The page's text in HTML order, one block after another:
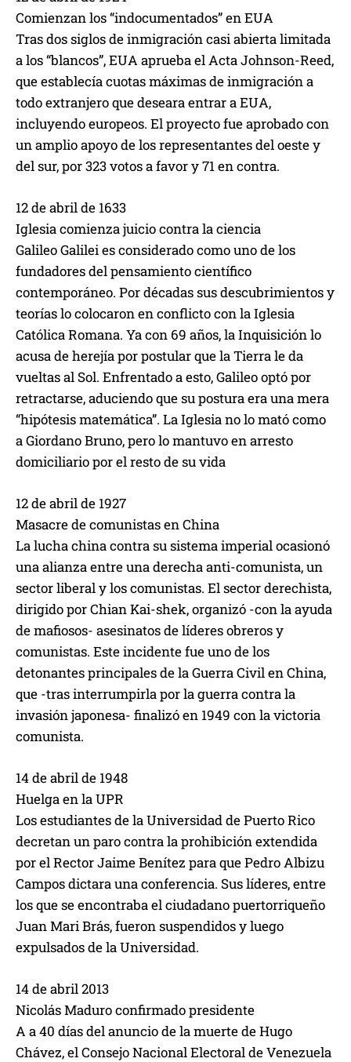
Comienzan los “indocumentados” en EUA
Tras dos siglos de inmigración casi abierta limitada
a los “blancos”, EUA aprueba el Acta Johnson-Reed,
que establecía cuotas máximas de inmigración a
todo extranjero que deseara entrar a EUA,
incluyendo europeos. El proyecto fue aprobado con
un amplio apoyo de los representantes del oeste y
del sur, por 323 votos a favor y 71 en contra.
12 de abril de 1633
Iglesia comienza juicio contra la ciencia
Galileo Galilei es considerado como uno de los
fundadores del pensamiento científico
contemporáneo. Por décadas sus descubrimientos y
teorías lo colocaron en conflicto con la Iglesia
Católica Romana. Ya con 69 años, la Inquisición lo
acusa de herejía por postular que la Tierra le da
vueltas al Sol. Enfrentado a esto, Galileo optó por
retractarse, aduciendo que su postura era una mera
“hipótesis matemática”. La Iglesia no lo mató como
a Giordano Bruno, pero lo mantuvo en arresto
domiciliario por el resto de su vida
12 de abril de 1927
Masacre de comunistas en China
La lucha china contra su sistema imperial ocasionó
una alianza entre una derecha anti-comunista, un
sector liberal y los comunistas. El sector derechista,
dirigido por Chian Kai-shek, organizó -con la ayuda
de mafiosos- asesinatos de líderes obreros y
comunistas. Este incidente fue uno de los
detonantes principales de la Guerra Civil en China,
que -tras interrumpirla por la guerra contra la
invasión japonesa- finalizó en 1949 con la victoria
comunista.
14 de abril de 1948
Huelga en la UPR
Los estudiantes de la Universidad de Puerto Rico
decretan un paro contra la prohibición extendida
por el Rector Jaime Benítez para que Pedro Albizu
Campos dictara una conferencia. Sus líderes, entre
los que se encontraba el ciudadano puertorriqueño
Juan Mari Brás, fueron suspendidos y luego
expulsados de la Universidad.
14 de abril 2013
Nicolás Maduro confirmado presidente
A a 40 días del anuncio de la muerte de Hugo
Chávez, el Consejo Nacional Electoral de Venezuela